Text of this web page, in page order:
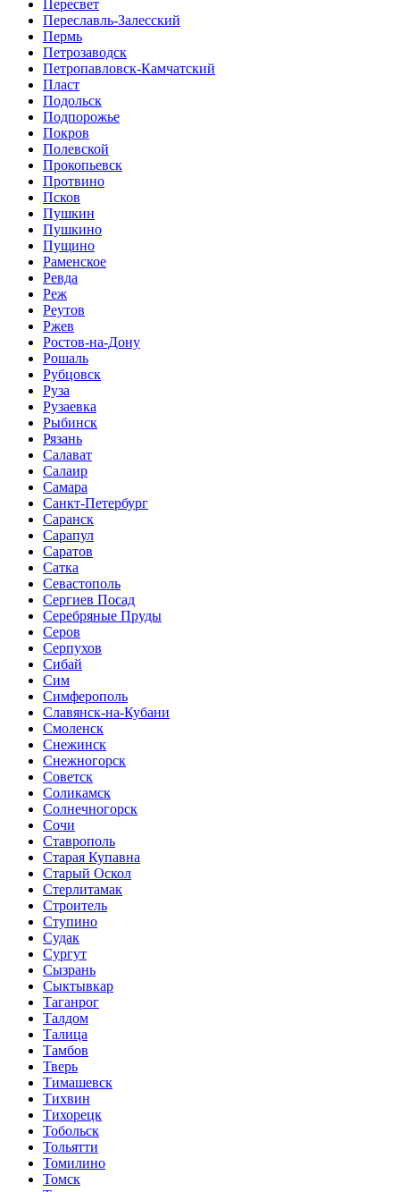
Пересвет
Переславль-Залесский
Пермь
Петрозаводск
Петропавловск-Камчатский
Пласт
Подольск
Подпорожье
Покров
Полевской
Прокопьевск
Протвино
Псков
Пушкин
Пушкино
Пущино
Раменское
Ревда
Реж
Реутов
Ржев
Ростов-на-Дону
Рошаль
Рубцовск
Руза
Рузаевка
Рыбинск
Рязань
Салават
Салаир
Самара
Санкт-Петербург
Саранск
Сарапул
Саратов
Сатка
Севастополь
Сергиев Посад
Серебряные Пруды
Серов
Серпухов
Сибай
Сим
Симферополь
Славянск-на-Кубани
Смоленск
Снежинск
Снежногорск
Советск
Соликамск
Солнечногорск
Сочи
Ставрополь
Старая Купавна
Старый Оскол
Стерлитамак
Строитель
Ступино
Судак
Сургут
Сызрань
Сыктывкар
Таганрог
Талдом
Талица
Тамбов
Тверь
Тимашевск
Тихвин
Тихорецк
Тобольск
Тольятти
Томилино
Томск